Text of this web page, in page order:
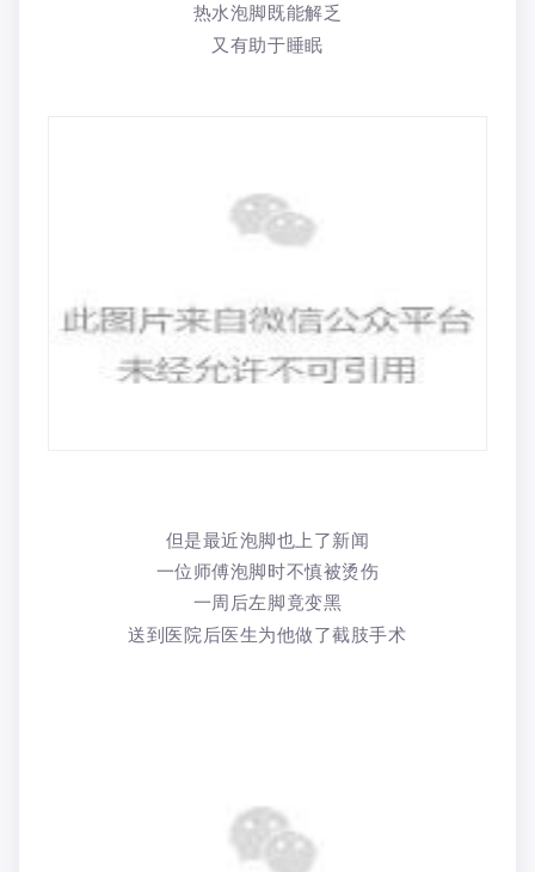
热水泡脚既能解乏
又有助于睡眠
但是最近泡脚也上了新闻
一位师傅泡脚时不慎被烫伤
一周后左脚竟变黑
送到医院后医生为他做了截肢手术